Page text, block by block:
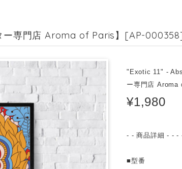
専門店 Aroma of Paris】[AP-
"Exotic 11" -
ー専門店 Aroma
¥1,980
- - 商品詳細 - - -
■型番